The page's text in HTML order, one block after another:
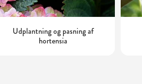
Udplantning og pasning af
hortensia